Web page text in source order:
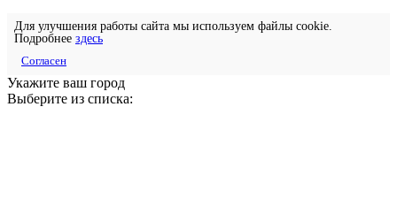
Для улучшения работы сайта мы используем файлы cookie.
Подробнее здесь
Согласен
Укажите ваш город
Выберите из списка: